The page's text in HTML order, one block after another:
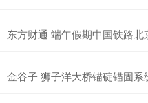
东方财通 端午假期中国铁路
金谷子 狮子洋大桥锚碇锚固系